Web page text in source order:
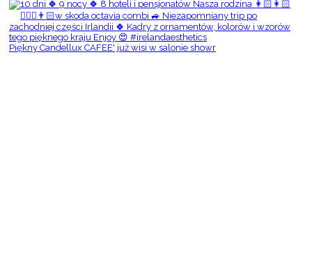
Piękny Candellux CAFEE' już wisi w salonie showr